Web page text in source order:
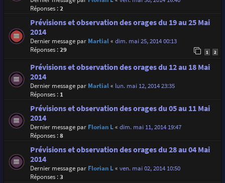
Réponses :2
Prévisions et observation des orages du 19 au 25 Mai
2014
Dernier message par Martial« dim. mai 25, 2014 00:13
Réponses :29 1 2
Prévisions et observation des orages du 12 au 18 Mai
2014
Dernier message par Martial« lun. mai 12, 2014 23:35
Réponses : 1
Prévisions et observation des orages du 05 au 11 Mai
2014
Dernier message par Florian L« dim. mai 11, 2014 19:47
Réponses :8
Prévisions et observation des orages du 28 au 04 Mai
2014
Dernier message par Florian L« ven. mai 02, 2014 10:50
Réponses :3